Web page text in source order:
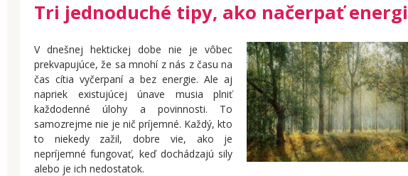
Tri jednoduché tipy, ako načerpať
V dnešnej hektickej dobe nie je vôbec
prekvapujúce, že sa mnohí z nás z času na
čas cítia vyčerpaní a bez energie. Ale aj
napriek existujúcej únave musia plniť
každodenné úlohy a povinnosti. To
samozrejme nie je nič príjemné. Každý, kto
to niekedy zažil, dobre vie, ako je
nepríjemné fungovať, keď dochádzajú sily
alebo je ich nedostatok.